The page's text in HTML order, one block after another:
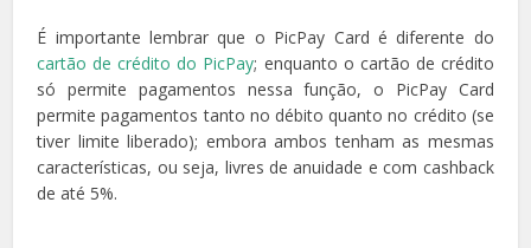
É importante lembrar que o PicPay Card é diferente do
cartão de crédito do PicPay; enquanto o cartão de crédito
só permite pagamentos nessa função, o PicPay Card
permite pagamentos tanto no débito quanto no crédito (se
tiver limite liberado); embora ambos tenham as mesmas
características, ou seja, livres de anuidade e com cashback
de até 5%.